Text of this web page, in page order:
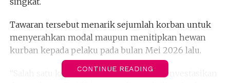
Tawaran tersebut menarik sejumlah korban untuk
menyerahkan modal maupun menitipkan hewan
kurban kepada pelaku pada bulan Mei 2026 lalu.
“Salah satu korban berinisial BSP menginvestasikan
CONTINUE READING